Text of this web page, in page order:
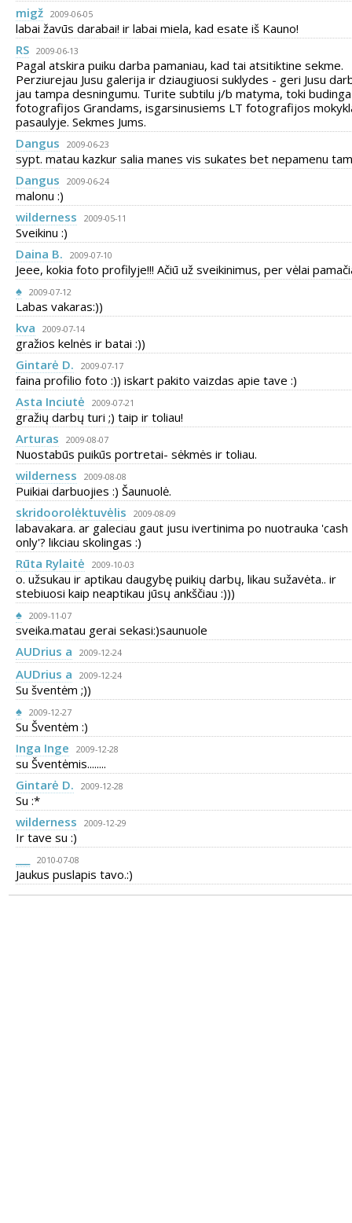
migž 2009-06-05
labai žavūs darabai! ir labai miela, kad esate iš Kauno!
RS 2009-06-13
Pagal atskira puiku darba pamaniau, kad tai atsitiktine sekme.
Perziurejau Jusu galerija ir dziaugiuosi suklydes - geri Jusu
jau tampa desningumu. Turite subtilu j/b matyma, toki
fotografijos Grandams, isgarsinusiems LT fotografijos
pasaulyje. Sekmes Jums.
Dangus
2009-06-23
sypt. matau kazkur salia manes vis sukates bet nepamenu
Dangus
2009-06-24
malonu :)
wilderness
2009-05-11
Sveikinu :)
Daina B.
2009-07-10
Jeee, kokia foto profilyje!!! Ačiū už sveikinimus, per vėlai
♠ 2009-07-12
Labas vakaras:))
kva
2009-07-14
gražios kelnės ir batai :))
Gintarė D.
2009-07-17
faina profilio foto :)) iskart pakito vaizdas apie tave :)
Asta Inciutė
2009-07-21
gražių darbų turi ;) taip ir toliau!
Arturas
2009-08-07
Nuostabūs puikūs portretai- sėkmės ir toliau.
wilderness
2009-08-08
Puikiai darbuojies :) Šaunuolė.
skridoorolėktuvėlis
2009-08-09
labavakara. ar galeciau gaut jusu ivertinima po nuotrauka 'cash
only'? likciau skolingas :)
Rūta Rylaitė
2009-10-03
o. užsukau ir aptikau daugybę puikių darbų, likau sužavėta.. ir
stebiuosi kaip neaptikau jūsų ankščiau :)))
♠ 2009-11-07
sveika.matau gerai sekasi:)saunuole
AUDrius a
2009-12-24
AUDrius a 2009-12-24
Su šventėm ;))
♠ 2009-12-27
Su Šventėm :)
Inga Inge
2009-12-28
su Šventėmis........
Gintarė D.
2009-12-28
Su :*
wilderness
2009-12-29
Ir tave su :)
2010-07-08
Jaukus puslapis tavo.:)